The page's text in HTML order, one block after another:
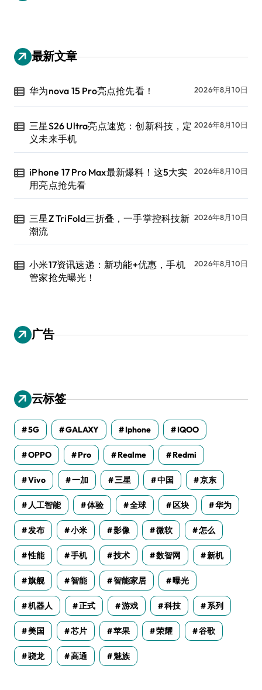
最新文章
华为nova 15 Pro亮点抢先看！ 2026年8月10日
三星S26 Ultra亮点速览：创新科技，定
义未来手机
2026年8月10日
iPhone 17 Pro Max最新爆料！这5大实
用亮点抢先看
2026年8月10日
三星Z TriFold三折叠，一手掌控科技新
潮流
2026年8月10日
小米17资讯速递：新功能+优惠，手机
管家抢先曝光！
2026年8月10日
广告
云标签
5G GALAXY Iphone IQOO
OPPO Pro Realme Redmi
Vivo 一加 三星 中国 京东
人工智能 体验 全球 区块 华为
发布 小米 影像 微软 怎么
性能 手机 技术 数智网 新机
旗舰 智能 智能家居 曝光
机器人 正式 游戏 科技 系列
美国 芯片 苹果 荣耀 谷歌
骁龙 高通 魅族